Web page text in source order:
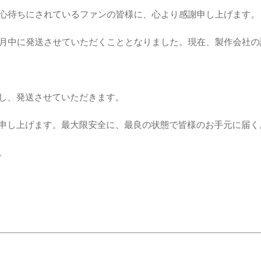
心待ちにされているファンの皆様に、心より感謝申し上げます。
に発送させていただくこととなりました。現在、製作会社
発送させていただきます。
上げます。最大限安全に、最良の状態で皆様のお手元に届く